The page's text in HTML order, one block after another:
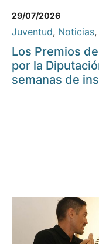
29/07/2026
Juventud, Noticias,
Los Premios
por la
semanas de